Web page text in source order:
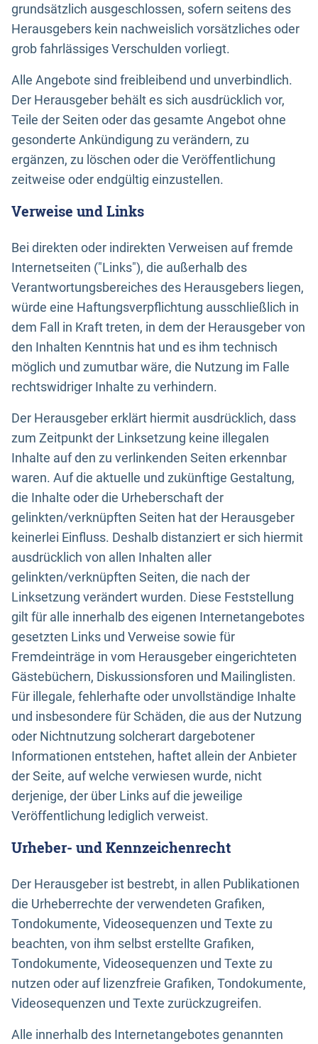
grundsätzlich ausgeschlossen, sofern seitens des
Herausgebers kein nachweislich vorsätzliches oder
grob fahrlässiges Verschulden vorliegt.
Alle Angebote sind freibleibend und unverbindlich.
Der Herausgeber behält es sich ausdrücklich vor,
Teile der Seiten oder das gesamte Angebot ohne
gesonderte Ankündigung zu verändern, zu
ergänzen, zu löschen oder die Veröffentlichung
zeitweise oder endgültig einzustellen.
Verweise und Links
Bei direkten oder indirekten Verweisen auf fremde
Internetseiten ("Links"), die außerhalb des
Verantwortungsbereiches des Herausgebers liegen,
würde eine Haftungsverpflichtung ausschließlich in
dem Fall in Kraft treten, in dem der Herausgeber von
den Inhalten Kenntnis hat und es ihm technisch
möglich und zumutbar wäre, die Nutzung im Falle
rechtswidriger Inhalte zu verhindern.
Der Herausgeber erklärt hiermit ausdrücklich, dass
zum Zeitpunkt der Linksetzung keine illegalen
Inhalte auf den zu verlinkenden Seiten erkennbar
waren. Auf die aktuelle und zukünftige Gestaltung,
die Inhalte oder die Urheberschaft der
gelinkten/verknüpften Seiten hat der Herausgeber
keinerlei Einfluss. Deshalb distanziert er sich hiermit
ausdrücklich von allen Inhalten aller
gelinkten/verknüpften Seiten, die nach der
Linksetzung verändert wurden. Diese Feststellung
gilt für alle innerhalb des eigenen Internetangebotes
gesetzten Links und Verweise sowie für
Fremdeinträge in vom Herausgeber eingerichteten
Gästebüchern, Diskussionsforen und Mailinglisten.
Für illegale, fehlerhafte oder unvollständige Inhalte
und insbesondere für Schäden, die aus der Nutzung
oder Nichtnutzung solcherart dargebotener
Informationen entstehen, haftet allein der Anbieter
der Seite, auf welche verwiesen wurde, nicht
derjenige, der über Links auf die jeweilige
Veröffentlichung lediglich verweist.
Urheber- und Kennzeichenrecht
Der Herausgeber ist bestrebt, in allen Publikationen
die Urheberrechte der verwendeten Grafiken,
Tondokumente, Videosequenzen und Texte zu
beachten, von ihm selbst erstellte Grafiken,
Tondokumente, Videosequenzen und Texte zu
nutzen oder auf lizenzfreie Grafiken, Tondokumente,
Videosequenzen und Texte zurückzugreifen.
Alle innerhalb des Internetangebotes genannten